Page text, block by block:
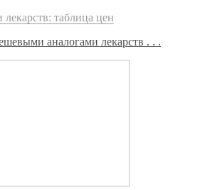
таблица цен
аналогами лекарств . . .